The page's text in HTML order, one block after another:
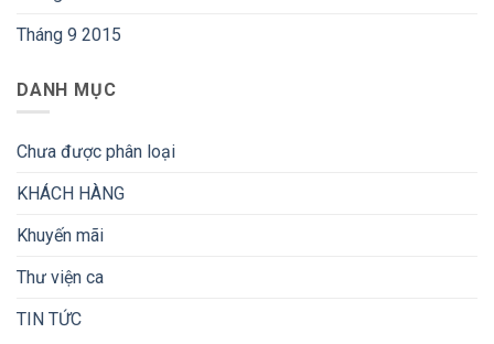
Tháng 9 2015
DANH MỤC
Chưa được phân loại
KHÁCH HÀNG
Khuyến mãi
Thư viện ca
TIN TỨC